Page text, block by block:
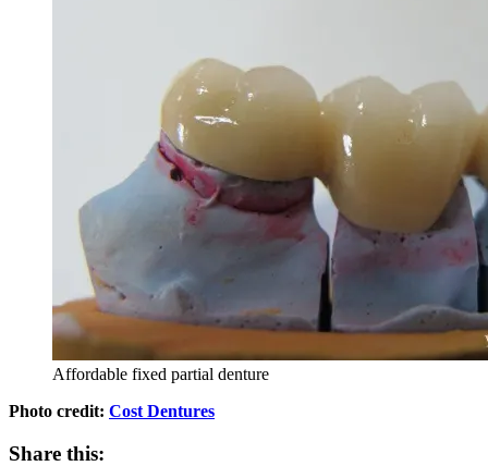
Affordable fixed partial denture
Photo credit: Cost Dentures
Share this: